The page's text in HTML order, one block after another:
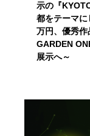
示の『
都をテーマ
万円、優秀
GARDEN
展示へ～